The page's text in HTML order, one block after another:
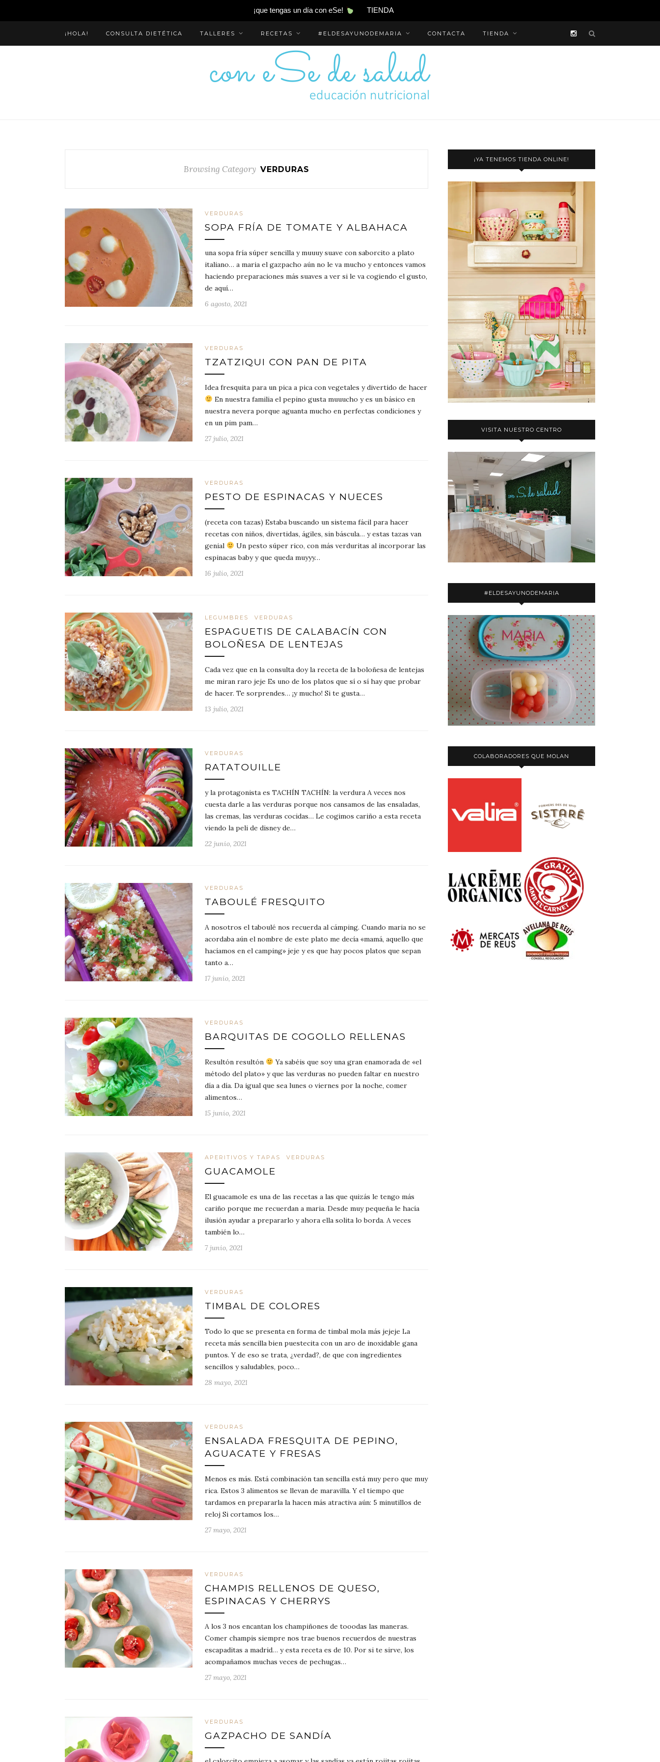
¡que tengas un día con eSe! TIENDA
¡HOLA! CONSULTA DIETÉTICA TALLERES RECETAS #ELDESAYUNODEMARIA CONTACTA TIENDA
Browsing Category VERDURAS
VERDURAS
SOPA FRÍA DE TOMATE Y ALBAHACA
una sopa fría súper sencilla y muuuy suave con saborcito a plato
italiano… a maria el gazpacho aún no le va mucho y entonces vamos
haciendo preparaciones más suaves a ver si le va cogiendo el gusto,
de aquí…
6 agosto, 2021
VERDURAS
TZATZIQUI CON PAN DE PITA
Idea fresquita para un pica a pica con vegetales y divertido de hacer
En nuestra familia el pepino gusta muuucho y es un básico en
nuestra nevera porque aguanta mucho en perfectas condiciones y
en un pim pam…
27 julio, 2021
VERDURAS
PESTO DE ESPINACAS Y NUECES
(receta con tazas) Estaba buscando un sistema fácil para hacer
recetas con niños, divertidas, ágiles, sin báscula… y estas tazas van
genial
Un pesto súper rico, con más verduritas al incorporar las
espinacas baby y que queda muyyy…
16 julio, 2021
LEGUMBRES VERDURAS
ESPAGUETIS DE CALABACÍN CON
BOLOÑESA DE LENTEJAS
Cada vez que en la consulta doy la receta de la boloñesa de lentejas
me miran raro jeje Es uno de los platos que sí o sí hay que probar
de hacer. Te sorprendes… ¡y mucho! Si te gusta…
13 julio, 2021
VERDURAS
RATATOUILLE
y la protagonista es TACHÍN TACHÍN: la verdura A veces nos
cuesta darle a las verduras porque nos cansamos de las ensaladas,
las cremas, las verduras cocidas… Le cogimos cariño a esta receta
viendo la peli de disney de…
22 junio, 2021
VERDURAS
TABOULÉ FRESQUITO
A nosotros el taboulé nos recuerda al cámping. Cuando maria no se
acordaba aún el nombre de este plato me decía «mamá, aquello que
hacíamos en el camping» jeje y es que hay pocos platos que sepan
tanto a…
17 junio, 2021
VERDURAS
BARQUITAS DE COGOLLO RELLENAS
Resultón resultón
Ya sabéis que soy una gran enamorada de «el
método del plato» y que las verduras no pueden faltar en nuestro
día a día. Da igual que sea lunes o viernes por la noche, comer
alimentos…
15 junio, 2021
APERITIVOS Y TAPAS VERDURAS
GUACAMOLE
El guacamole es una de las recetas a las que quizás le tengo más
cariño porque me recuerdan a maria. Desde muy pequeña le hacía
ilusión ayudar a prepararlo y ahora ella solita lo borda. A veces
también lo…
7 junio, 2021
VERDURAS
TIMBAL DE COLORES
Todo lo que se presenta en forma de timbal mola más jejeje La
receta más sencilla bien puestecita con un aro de inoxidable gana
puntos. Y de eso se trata, ¿verdad?, de que con ingredientes
sencillos y saludables, poco…
28 mayo, 2021
VERDURAS
ENSALADA FRESQUITA DE PEPINO,
AGUACATE Y FRESAS
Menos es más. Está combinación tan sencilla está muy pero que muy
rica. Estos 3 alimentos se llevan de maravilla. Y el tiempo que
tardamos en prepararla la hacen más atractiva aún: 5 minutillos de
reloj Si cortamos los…
27 mayo, 2021
VERDURAS
CHAMPIS RELLENOS DE QUESO,
ESPINACAS Y CHERRYS
A los 3 nos encantan los champiñones de tooodas las maneras.
Comer champis siempre nos trae buenos recuerdos de nuestras
escapaditas a madrid… y esta receta es de 10. Por si te sirve, los
acompañamos muchas veces de pechugas…
27 mayo, 2021
VERDURAS
GAZPACHO DE SANDÍA
¡YA TENEMOS TIENDA ONLINE!
VISITA NUESTRO CENTRO
#ELDESAYUNODEMARIA
COLABORADORES QUE MOLAN